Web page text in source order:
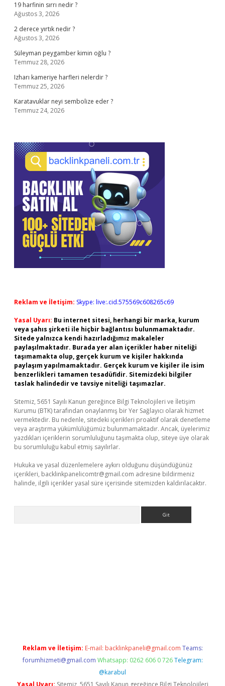
19 harfinin sırrı nedir ?
Ağustos 3, 2026
2 derece yırtık nedir ?
Ağustos 3, 2026
Süleyman peygamber kimin oğlu ?
Temmuz 28, 2026
Izharı kameriye harfleri nelerdir ?
Temmuz 25, 2026
Karatavuklar neyi sembolize eder ?
Temmuz 24, 2026
Reklam ve İletişim: Skype: live:.cid.575569c608265c69
Yasal Uyarı: Bu internet sitesi, herhangi bir marka, kurum
veya şahıs şirketi ile hiçbir bağlantısı bulunmamaktadır.
Sitede yalnızca kendi hazırladığımız makaleler
paylaşılmaktadır. Burada yer alan içerikler haber niteliği
taşımamakta olup, gerçek kurum ve kişiler hakkında
paylaşım yapılmamaktadır. Gerçek kurum ve kişiler ile isim
benzerlikleri tamamen tesadüfidir. Sitemizdeki bilgiler
taslak halindedir ve tavsiye niteliği taşımazlar.
Sitemiz, 5651 Sayılı Kanun gereğince Bilgi Teknolojileri ve İletişim
Kurumu (BTK) tarafından onaylanmış bir Yer Sağlayıcı olarak hizmet
vermektedir. Bu nedenle, sitedeki içerikleri proaktif olarak denetleme
veya araştırma yükümlülüğümüz bulunmamaktadır. Ancak, üyelerimiz
yazdıkları içeriklerin sorumluluğunu taşımakta olup, siteye üye olarak
bu sorumluluğu kabul etmiş sayılırlar.
Hukuka ve yasal düzenlemelere aykırı olduğunu düşündüğünüz
içerikleri, backlinkpanelicomtr@gmail.com adresine bildirmeniz
halinde, ilgili içerikler yasal süre içerisinde sitemizden kaldırılacaktır.
Reklam ve İletişim: E-mail: backlinkpaneli@gmail.com Teams:
forumhizmeti@gmail.com Whatsapp: 0262 606 0 726 Telegram:
@karabul
Yasal Uyarı: Sitemiz, 5651 Sayılı Kanun gereğince Bilgi Teknolojileri